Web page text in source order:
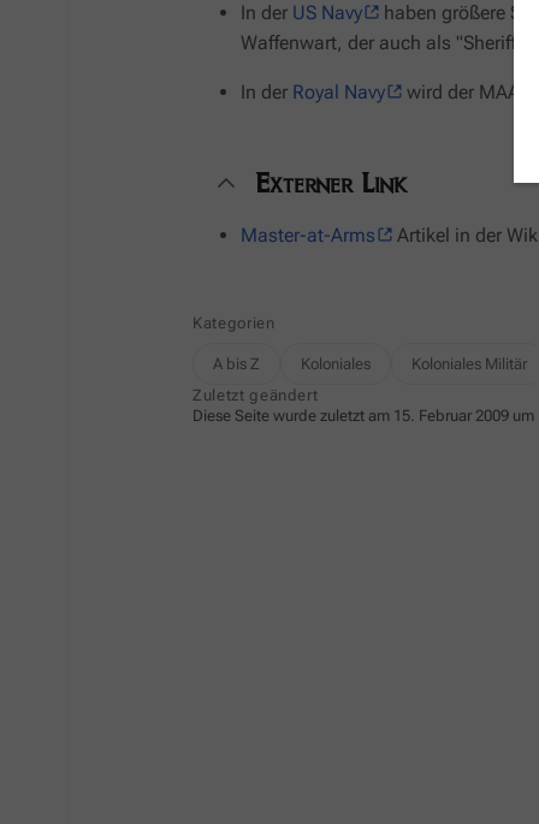
In der US Navy
haben größere
Waffenwart, der auch als "Sheriff"
In der Royal Navy wird der MAA
Externer Link
Master-at-Arms Artikel in der
Kategorien
A bis Z Koloniales Koloniales Militär
Zuletzt geändert
Diese Seite wurde zuletzt am 15. Februar 2009